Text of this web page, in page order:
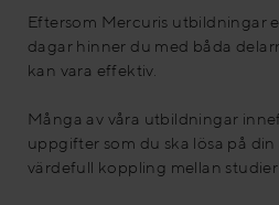
Eftersom Mercuris utbildningar
dagar hinner du med båda
kan vara effektiv.
Många av våra utbildningar
uppgifter som du ska lösa på
värdefull koppling mellan studier